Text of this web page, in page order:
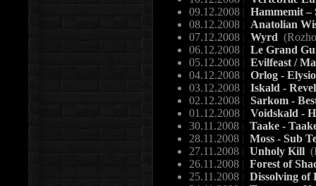
09.12.2008 | Hammemit
08.12.2008 | Anatolian
07.12.2008 | Wyrd
06.12.2008 | Le Grand
05.12.2008 | Evilfeast /
04.12.2008 | Orlog -
03.12.2008 | Iskald -
02.12.2008 | Sarkom -
01.12.2008 | Voidskald -
30.11.2008 | Taake -
28.11.2008 | Moss - Sub
27.11.2008 | Unholy Kill
26.11.2008 | Forest of
25.11.2008 | Dissolving of